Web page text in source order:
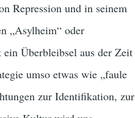
Repression und in seinem
„Asylheim“ oder
Überbleibsel aus der Zeit
umso etwas wie „faule
zur Identifikation, zur